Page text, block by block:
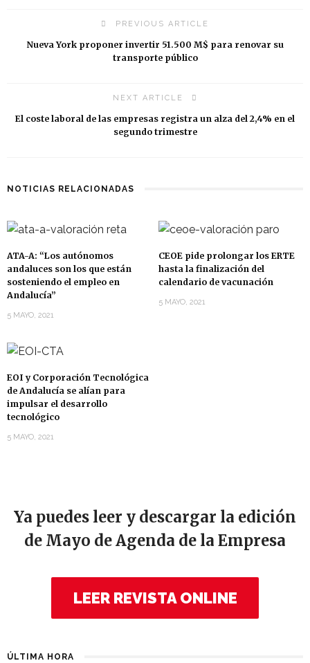
PREVIOUS ARTICLE
Nueva York proponer invertir 51.500 M$ para renovar su
transporte público
NEXT ARTICLE
El coste laboral de las empresas registra un alza del 2,4% en el
segundo trimestre
NOTICIAS RELACIONADAS
ATA-A: “Los autónomos
andaluces son los que están
sosteniendo el empleo en
Andalucía”
5 MAYO, 2021
CEOE pide prolongar los ERTE
hasta la finalización del
calendario de vacunación
5 MAYO, 2021
EOI y Corporación Tecnológica
de Andalucía se alían para
impulsar el desarrollo
tecnológico
5 MAYO, 2021
Ya puedes leer y descargar la edición
de Mayo de Agenda de la Empresa
LEER REVISTA ONLINE
ÚLTIMA HORA